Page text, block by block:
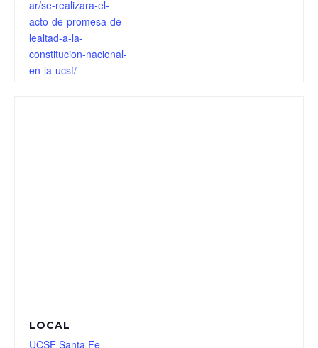
ar/se-realizara-el-
acto-de-promesa-de-
lealtad-a-la-
constitucion-nacional-
en-la-ucsf/
LOCAL
UCSF Santa Fe